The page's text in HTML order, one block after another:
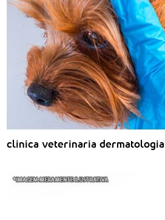
clinica veterinaria dermatologia